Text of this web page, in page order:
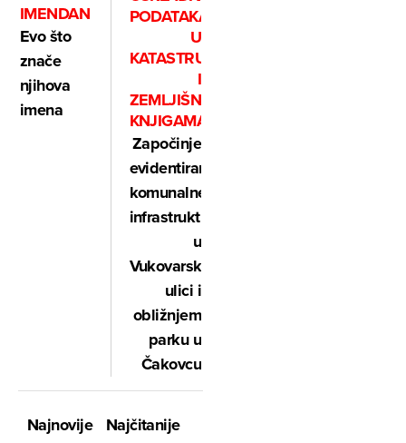
IMENDAN
Evo što
znače
njihova
imena
PODATAKA
U
KATASTRU
I
ZEMLJIŠNIM
KNJIGAMA
Započinje
evidentiranje
komunalne
infrastrukture
u
Vukovarskoj
ulici i
obližnjem
parku u
Čakovcu
Najnovije
Najčitanije